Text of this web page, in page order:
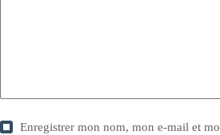
Enregistrer mon nom, mon e-mail et